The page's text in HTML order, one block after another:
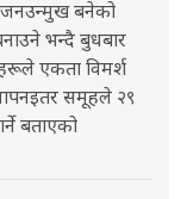
बनेको
भन्दै बुधबार
एकता विमर्श
समूहले २९
बताएको